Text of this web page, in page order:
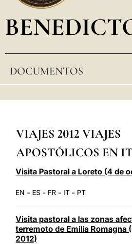
DOCUMENTOS
VIAJES 2012 VIAJES
APOSTÓLICOS EN
Visita Pastoral a Loreto (4 de
EN - ES - FR - IT - PT
Visita pastoral a las zonas
terremoto de Emilia Romagna
2012)